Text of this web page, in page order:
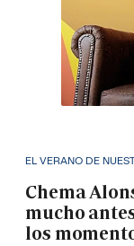
EL VERANO DE
Chema
mucho
los